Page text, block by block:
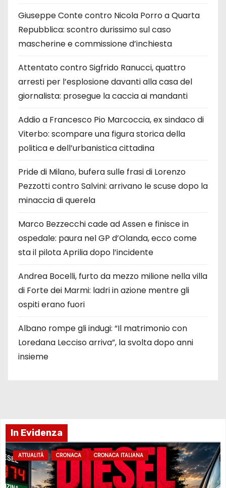
Giuseppe Conte contro Nicola Porro a Quarta
Repubblica: scontro durissimo sul caso
mascherine e commissione d’inchiesta
Attentato contro Sigfrido Ranucci, quattro
arresti per l’esplosione davanti alla casa del
giornalista: prosegue la caccia ai mandanti
Addio a Francesco Pio Marcoccia, ex sindaco di
Viterbo: scompare una figura storica della
politica e dell’urbanistica cittadina
Pride di Milano, bufera sulle frasi di Lorenzo
Pezzotti contro Salvini: arrivano le scuse dopo la
minaccia di querela
Marco Bezzecchi cade ad Assen e finisce in
ospedale: paura nel GP d’Olanda, ecco come
sta il pilota Aprilia dopo l’incidente
Andrea Bocelli, furto da mezzo milione nella villa
di Forte dei Marmi: ladri in azione mentre gli
ospiti erano fuori
Albano rompe gli indugi: “Il matrimonio con
Loredana Lecciso arriva”, la svolta dopo anni
insieme
In Evidenza
ATTUALITÀ CRONACA CRONACA ITALIANA